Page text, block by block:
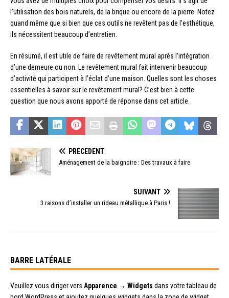
l’utilisation des bois naturels, de la brique ou encore de la pierre. Notez
quand même que si bien que ces outils ne revêtent pas de l’esthétique,
ils nécessitent beaucoup d’entretien.
En résumé, il est utile de faire de revêtement mural après l’intégration
d’une demeure ou non. Le revêtement mural fait intervenir beaucoup
d’activité qui participent à l’éclat d’une maison. Quelles sont les choses
essentielles à savoir sur le revêtement mural? C’est bien à cette
question que nous avons apporté de réponse dans cet article.
PRÉCÉDENT
Aménagement de la baignoire : Des travaux à faire
SUIVANT
3 raisons d’installer un rideau métallique à Paris !
BARRE LATÉRALE
Veuillez vous diriger vers Apparence → Widgets dans votre tableau de